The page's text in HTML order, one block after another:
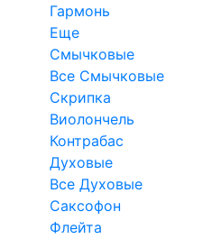
Гармонь
Еще
Смычковые
Все Смычковые
Скрипка
Виолончель
Контрабас
Духовые
Все Духовые
Саксофон
Флейта